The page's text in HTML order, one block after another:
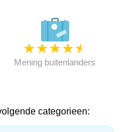
★★★★★
Mening buitenlanders
categorieen: